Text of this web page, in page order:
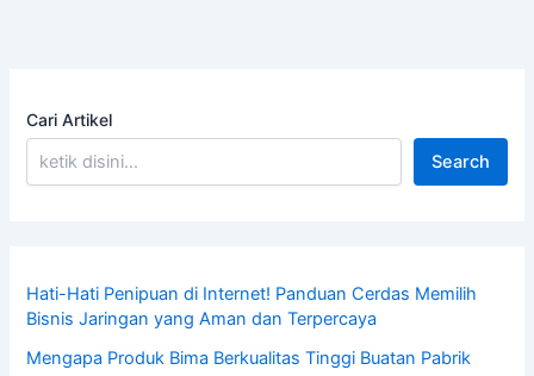
Cari Artikel
Search
Hati-Hati Penipuan di Internet! Panduan Cerdas Memilih
Bisnis Jaringan yang Aman dan Terpercaya
Mengapa Produk Bima Berkualitas Tinggi Buatan Pabrik